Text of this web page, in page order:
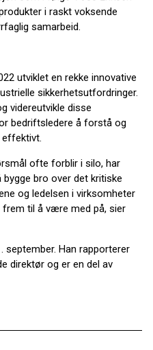
i raskt voksende
samarbeid.
utviklet en rekke innovative
sikkerhetsutfordringer.
videreutvikle disse
bedriftsledere å forstå og
effektivt.
ofte forblir i silo, har
bro over det kritiske
og ledelsen i virksomheter
frem til å være med på, sier
september. Han rapporterer
direktør og er en del av